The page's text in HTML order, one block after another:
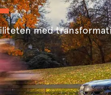
med